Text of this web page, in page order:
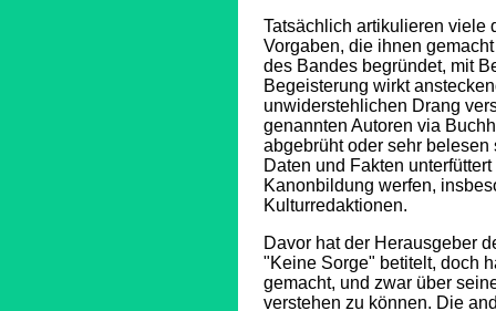
Tatsächlich artikulieren viele
Vorgaben, die ihnen
des Bandes begründet, mit
Begeisterung wirkt
unwiderstehlichen Drang
genannten Autoren via
abgebrüht oder sehr
Daten und Fakten
Kanonbildung werfen,
Kulturredaktionen.
Davor hat der Herausgeber
"Keine Sorge" betitelt, doch
gemacht, und zwar über
verstehen zu können. Die